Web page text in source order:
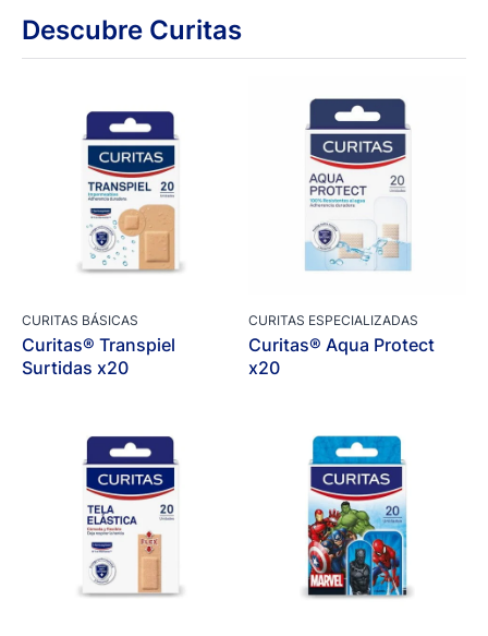
Descubre Curitas
CURITAS BÁSICAS
Curitas® Transpiel
Surtidas x20
CURITAS ESPECIALIZADAS
Curitas® Aqua Protect
x20